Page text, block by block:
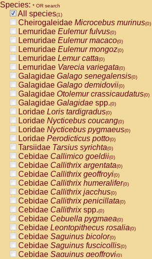
Species: * OR search
All species(1)
Cheirogaleidae Microcebus murinus(0)
Lemuridae Eulemur fulvus(0)
Lemuridae Eulemur macaco(0)
Lemuridae Eulemur mongoz(0)
Lemuridae Lemur catta(0)
Lemuridae Varecia variegata(0)
Galagidae Galago senegalensis(0)
Galagidae Galago demidovii(0)
Galagidae Otolemur crassicaudatus(0)
Galagidae Galagidae spp.(0)
Loridae Loris tardigradus(0)
Loridae Nycticebus coucang(0)
Loridae Nycticebus pygmaeus(0)
Loridae Perodicticus potto(0)
Tarsiidae Tarsius syrichta(0)
Cebidae Callimico goeldii(0)
Cebidae Callithrix argentata(0)
Cebidae Callithrix geoffroyi(0)
Cebidae Callithrix humeralifer(0)
Cebidae Callithrix jacchus(0)
Cebidae Callithrix penicillata(0)
Cebidae Callithrixspp.(0)
Cebidae Cebuella pygmaea(0)
Cebidae Leontopithecus rosalia(0)
Cebidae Saguinus bicolor(0)
Cebidae Saguinus fuscicollis(0)
Cebidae Saguinus geoffroyi(0)